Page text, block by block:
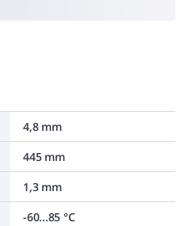
4,8 mm
445 mm
1,3 mm
-60...85 °C